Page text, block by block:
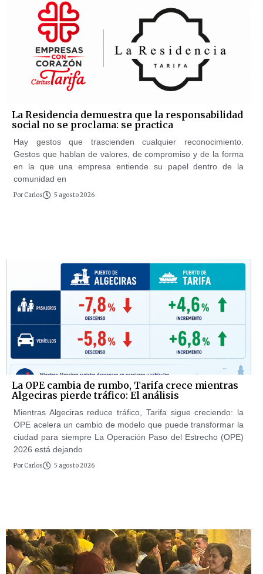
La Residencia demuestra que la responsabilidad
social no se proclama: se practica
Hay gestos que trascienden cualquier reconocimiento.
Gestos que hablan de valores, de compromiso y de la forma
en la que una empresa entiende su papel dentro de la
comunidad en
Por Carlos 5 agosto 2026
La OPE cambia de rumbo, Tarifa crece mientras
Algeciras pierde tráfico: El análisis
Mientras Algeciras reduce tráfico, Tarifa sigue creciendo: la
OPE acelera un cambio de modelo que puede transformar la
ciudad para siempre La Operación Paso del Estrecho (OPE)
2026 está dejando
Por Carlos 5 agosto 2026